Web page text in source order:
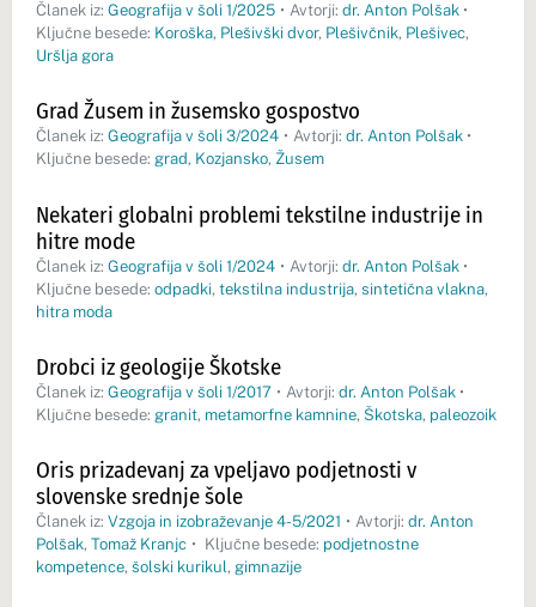
Članek iz: Geografija v šoli 1/2025 • Avtorji: dr. Anton Polšak •
Ključne besede: Koroška, Plešivški dvor, Plešivčnik, Plešivec,
Uršlja gora
Grad Žusem in žusemsko gospostvo
Članek iz: Geografija v šoli 3/2024 • Avtorji: dr. Anton Polšak •
Ključne besede: grad, Kozjansko, Žusem
Nekateri globalni problemi tekstilne industrije in
hitre mode
Članek iz: Geografija v šoli 1/2024 • Avtorji: dr. Anton Polšak •
Ključne besede: odpadki, tekstilna industrija, sintetična vlakna,
hitra moda
Drobci iz geologije Škotske
Članek iz: Geografija v šoli 1/2017 • Avtorji: dr. Anton Polšak •
Ključne besede: granit, metamorfne kamnine, Škotska, paleozoik
Oris prizadevanj za vpeljavo podjetnosti v
slovenske srednje šole
Članek iz: Vzgoja in izobraževanje 4-5/2021 • Avtorji: dr. Anton
Polšak, Tomaž Kranjc • Ključne besede: podjetnostne
kompetence, šolski kurikul, gimnazije